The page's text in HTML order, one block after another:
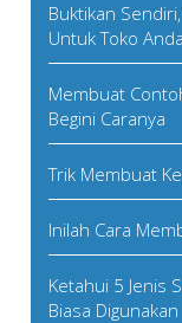
Buktikan
Untuk Toko Anda
Membuat
Begini Caranya
Trik Membuat
Inilah Cara
Ketahui 5 Jenis
Biasa Digunakan